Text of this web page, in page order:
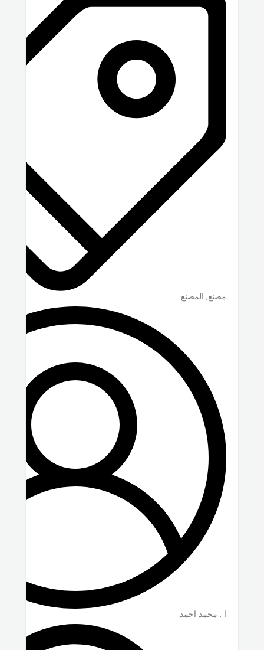
مصنع, المصنع
ا . محمد احمد